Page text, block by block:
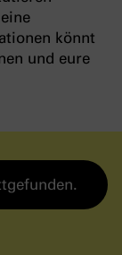
könnt
und eure